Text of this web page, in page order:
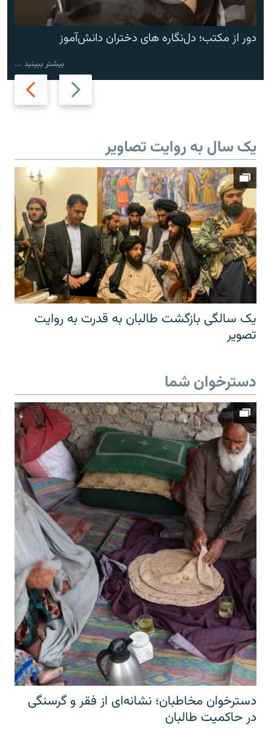
Previous
slide
Next
slide
دور از مکتب؛ دل‌نگاره های دختران دانش‌آموز
بیشتر ببینید ...
یک سال به روایت تصاویر
یک سالگی بازگشت طالبان به قدرت به روایت
تصویر
دسترخوان شما
دسترخوان مخاطبان؛ نشانه‌ای از فقر و گرسنگی
در حاکمیت طالبان